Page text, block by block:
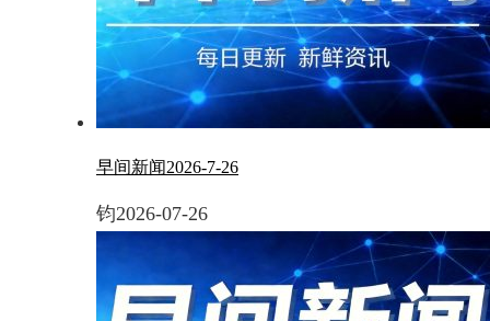
早间新闻2026-7-26
钧2026-07-26